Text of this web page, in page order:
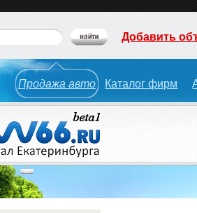
Продажа авто Каталог фирм
Добавить